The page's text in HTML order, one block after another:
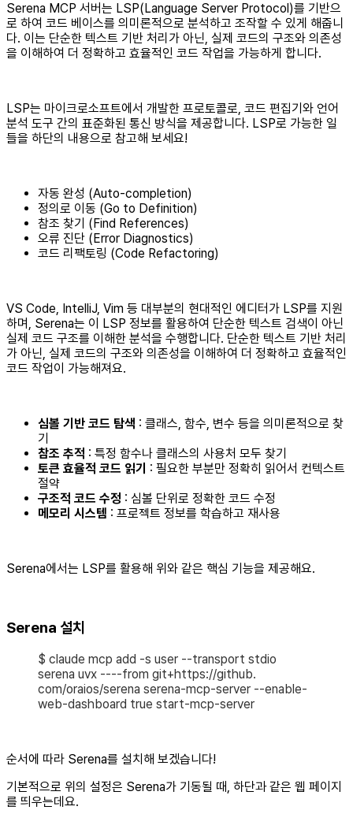
Serena MCP 서버는 LSP(Language Server Protocol)를 기반으
로 하여 코드 베이스를 의미론적으로 분석하고 조작할 수 있게 해줍니
다. 이는 단순한 텍스트 기반 처리가 아닌, 실제 코드의 구조와 의존성
을 이해하여 더 정확하고 효율적인 코드 작업을 가능하게 합니다.
​LSP는 마이크로소프트에서 개발한 프로토콜로, 코드 편집기와 언어
분석 도구 간의 표준화된 통신 방식을 제공합니다. LSP로 가능한 일
들을 하단의 내용으로 참고해 보세요!
자동 완성 (Auto-completion)
정의로 이동 (Go to Definition)
참조 찾기 (Find References)
오류 진단 (Error Diagnostics)
코드 리팩토링 (Code Refactoring)
VS Code, IntelliJ, Vim 등 대부분의 현대적인 에디터가 LSP를 지원
하며, Serena는 이 LSP 정보를 활용하여 단순한 텍스트 검색이 아닌
실제 코드 구조를 이해한 분석을 수행합니다. 단순한 텍스트 기반 처리
가 아닌, 실제 코드의 구조와 의존성을 이해하여 더 정확하고 효율적인
코드 작업이 가능해져요.
심볼 기반 코드 탐색 : 클래스, 함수, 변수 등을 의미론적으로 찾
기
참조 추적 : 특정 함수나 클래스의 사용처 모두 찾기
토큰 효율적 코드 읽기 : 필요한 부분만 정확히 읽어서 컨텍스트
절약
구조적 코드 수정 : 심볼 단위로 정확한 코드 수정
메모리 시스템 : 프로젝트 정보를 학습하고 재사용
Serena에서는 LSP를 활용해 위와 같은 핵심 기능을 제공해요.
Serena 설치​
$ claude mcp add -s user --transport stdio
serena uvx ----from git+https://github.
com/oraios/serena serena-mcp-server --enable-
web-dashboard true start-mcp-server
순서에 따라 Serena를 설치해 보겠습니다!
기본적으로 위의 설정은 Serena가 기동될 때, 하단과 같은 웹 페이지
를 띄우는데요.